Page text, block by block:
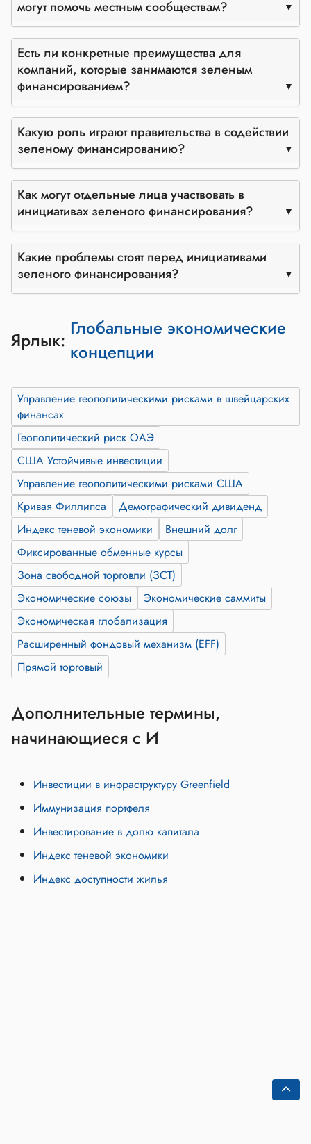
могут помочь местным сообществам?
Есть ли конкретные преимущества для
компаний, которые занимаются зеленым
финансированием?
Какую роль играют правительства в содействии
зеленому финансированию?
Как могут отдельные лица участвовать в
инициативах зеленого финансирования?
Какие проблемы стоят перед инициативами
зеленого финансирования?
Ярлык: Глобальные экономические
концепции
Управление геополитическими рисками в швейцарских
финансах
Геополитический риск ОАЭ
США Устойчивые инвестиции
Управление геополитическими рисками США
Кривая Филлипса
Демографический дивиденд
Индекс теневой экономики
Внешний долг
Фиксированные обменные курсы
Зона свободной торговли (ЗСТ)
Экономические союзы
Экономические саммиты
Экономическая глобализация
Расширенный фондовый механизм (EFF)
Прямой торговый
Дополнительные термины,
начинающиеся с И
Инвестиции в инфраструктуру Greenfield
Иммунизация портфеля
Инвестирование в долю капитала
Индекс теневой экономики
Индекс доступности жилья